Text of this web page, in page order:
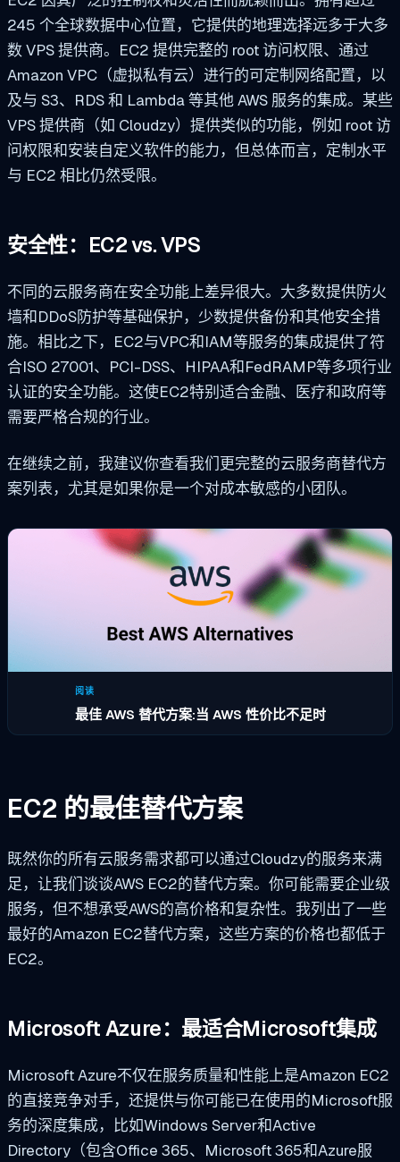
245 个全球数据中心位置，它提供的地理选择远多于大多
数 VPS 提供商。EC2 提供完整的 root 访问权限、通过
Amazon VPC（虚拟私有云）进行的可定制网络配置，以
及与 S3、RDS 和 Lambda 等其他 AWS 服务的集成。某些
VPS 提供商（如 Cloudzy）提供类似的功能，例如 root 访
问权限和安装自定义软件的能力，但总体而言，定制水平
与 EC2 相比仍然受限。
安全性：EC2 vs. VPS
不同的云服务商在安全功能上差异很大。大多数提供防火
墙和DDoS防护等基础保护，少数提供备份和其他安全措
施。相比之下，EC2与VPC和IAM等服务的集成提供了符
合ISO 27001、PCI-DSS、HIPAA和FedRAMP等多项行业
认证的安全功能。这使EC2特别适合金融、医疗和政府等
需要严格合规的行业。
在继续之前，我建议你查看我们更完整的云服务商替代方
案列表，尤其是如果你是一个对成本敏感的小团队。
阅读
最佳 AWS 替代方案:当 AWS 性价比不足时
EC2 的最佳替代方案
既然你的所有云服务需求都可以通过Cloudzy的服务来满
足，让我们谈谈AWS EC2的替代方案。你可能需要企业级
服务，但不想承受AWS的高价格和复杂性。我列出了一些
最好的Amazon EC2替代方案，这些方案的价格也都低于
EC2。
Microsoft Azure：最适合Microsoft集成
Microsoft Azure不仅在服务质量和性能上是Amazon EC2
的直接竞争对手，还提供与你可能已在使用的Microsoft服
务的深度集成，比如Windows Server和Active
Directory（包含Office 365、Microsoft 365和Azure服